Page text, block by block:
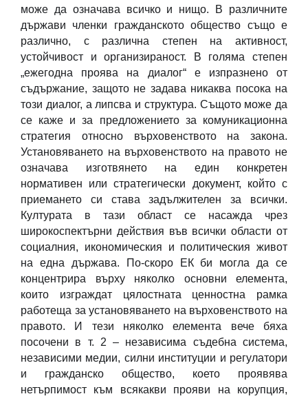
може да означава всичко и нищо. В различните
държави членки гражданското общество също е
различно, с различна степен на активност,
устойчивост и организираност. В голяма степен
„ежегодна проява на диалог“ е изпразнено от
съдържание, защото не задава никаква посока на
този диалог, а липсва и структура. Същото може да
се каже и за предложението за комуникационна
стратегия относно върховенството на закона.
Установяването на върховенството на правото не
означава изготвянето на един конкретен
нормативен или стратегически документ, който с
приемането си става задължителен за всички.
Културата в тази област се насажда чрез
широкоспектърни действия във всички области от
социалния, икономическия и политическия живот
на една държава. По-скоро ЕК би могла да се
концентрира върху няколко основни елемента,
които изграждат цялостната ценностна рамка
работеща за установяването на върховенството на
правото. И тези няколко елемента вече бяха
посочени в т. 2 – независима съдебна система,
независими медии, силни институции и регулатори
и гражданско общество, което проявява
нетърпимост към всякакви прояви на корупция,